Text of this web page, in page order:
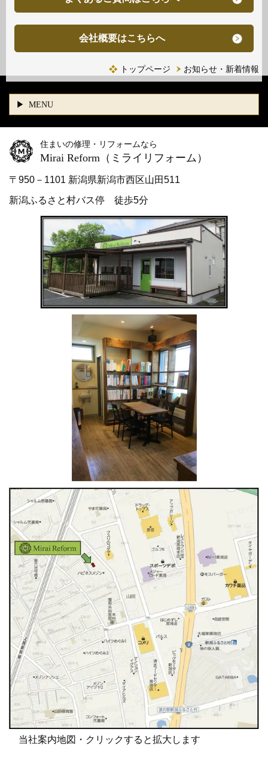
会社概要はこちらへ
トップページ お知らせ・新着情報
MENU
住まいの修理・リフォームなら
Mirai Reform （ミライリフォーム）
〒950－1101 新潟県新潟市西区山田511
新潟ふるさと村バス停 徒歩5分
当社案内地図・クリックすると拡大します